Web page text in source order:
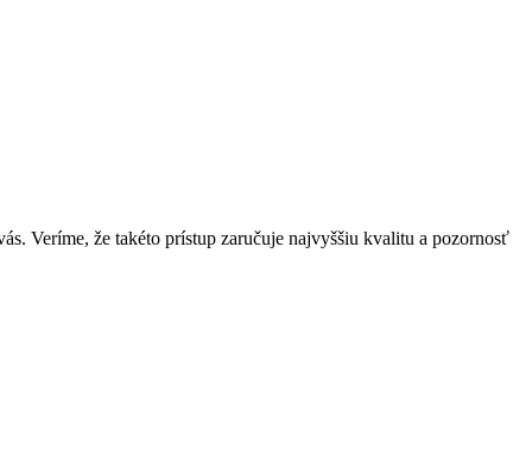
Veríme, že takéto prístup zaručuje najvyššiu kvalitu a pozornosť